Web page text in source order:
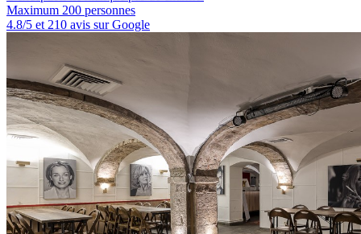
Maximum 200 personnes
4.8/5 et 210 avis sur Google